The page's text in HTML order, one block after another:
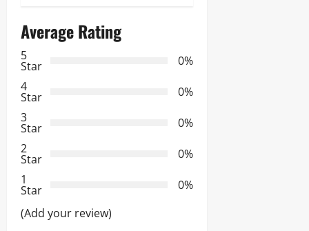
a
c
i
ó
n
d
e
Average Rating
5
Star
0%
4
Star
0%
3
Star
0%
2
Star
0%
1
Star
0%
(Add your review)